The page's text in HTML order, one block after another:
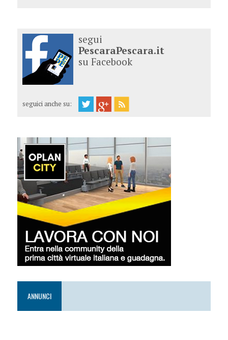
segui
PescaraPescara.it
su Facebook
seguici anche su:
ANNUNCI